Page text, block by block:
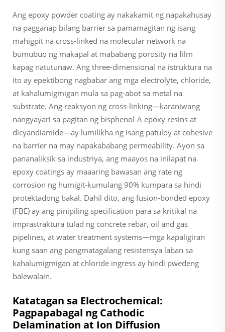
Ang epoxy powder coating ay nakakamit ng napakahusay
na pagganap bilang barrier sa pamamagitan ng isang
mahigpit na cross-linked na molecular network na
bumubuo ng makapal at mababang porosity na film
kapag natutunaw. Ang three-dimensional na istruktura na
ito ay epektibong nagbabar ang mga electrolyte, chloride,
at kahalumigmigan mula sa pag-abot sa metal na
substrate. Ang reaksyon ng cross-linking—karaniwang
nangyayari sa pagitan ng bisphenol-A epoxy resins at
dicyandiamide—ay lumilikha ng isang patuloy at cohesive
na barrier na may napakababang permeability. Ayon sa
pananaliksik sa industriya, ang maayos na inilapat na
epoxy coatings ay maaaring bawasan ang rate ng
corrosion ng humigit-kumulang 90% kumpara sa hindi
protektadong bakal. Dahil dito, ang fusion-bonded epoxy
(FBE) ay ang pinipiling specification para sa kritikal na
imprastraktura tulad ng concrete rebar, oil and gas
pipelines, at water treatment systems—mga kapaligiran
kung saan ang pangmatagalang resistensya laban sa
kahalumigmigan at chloride ingress ay hindi pwedeng
balewalain.
Katatagan sa Electrochemical:
Pagpapabagal ng Cathodic
Delamination at Ion Diffusion